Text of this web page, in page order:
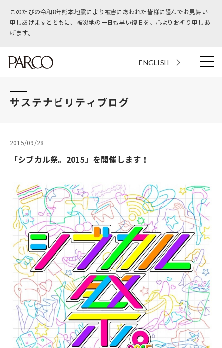
このたびの令和8年熊本地震により被害にあわれた皆様に謹んでお見舞い
申しあげますとともに、被災地の一日も早い復旧を、心よりお祈り申しあ
げます。
ENGLISH
サステナビリティブログ
2015/09/28
「シブカル祭。2015」を開催します！